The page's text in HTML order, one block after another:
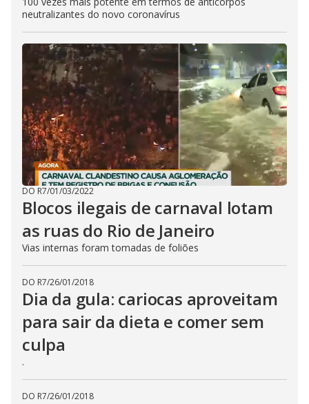
neutralizantes do novo coronavírus
DO R7/01/03/2022
Blocos ilegais de carnaval lotam
as ruas do Rio de Janeiro
Vias internas foram tomadas de foliões
DO R7/26/01/2018
Dia da gula: cariocas aproveitam
para sair da dieta e comer sem
culpa
.
DO R7/26/01/2018